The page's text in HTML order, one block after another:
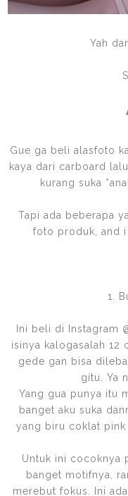
Yah
Gue ga beli alasfoto
kaya dari carboard
kurang suka
Tapi ada beberapa
foto produk, and i
1.
Ini beli di Instagram
isinya kalogasalah 12
gede gan bisa
gitu. Ya
Yang gua punya itu
banget aku suka
yang biru coklat pink
Untuk ini cocoknya
banget motifnya,
merebut fokus. Ini